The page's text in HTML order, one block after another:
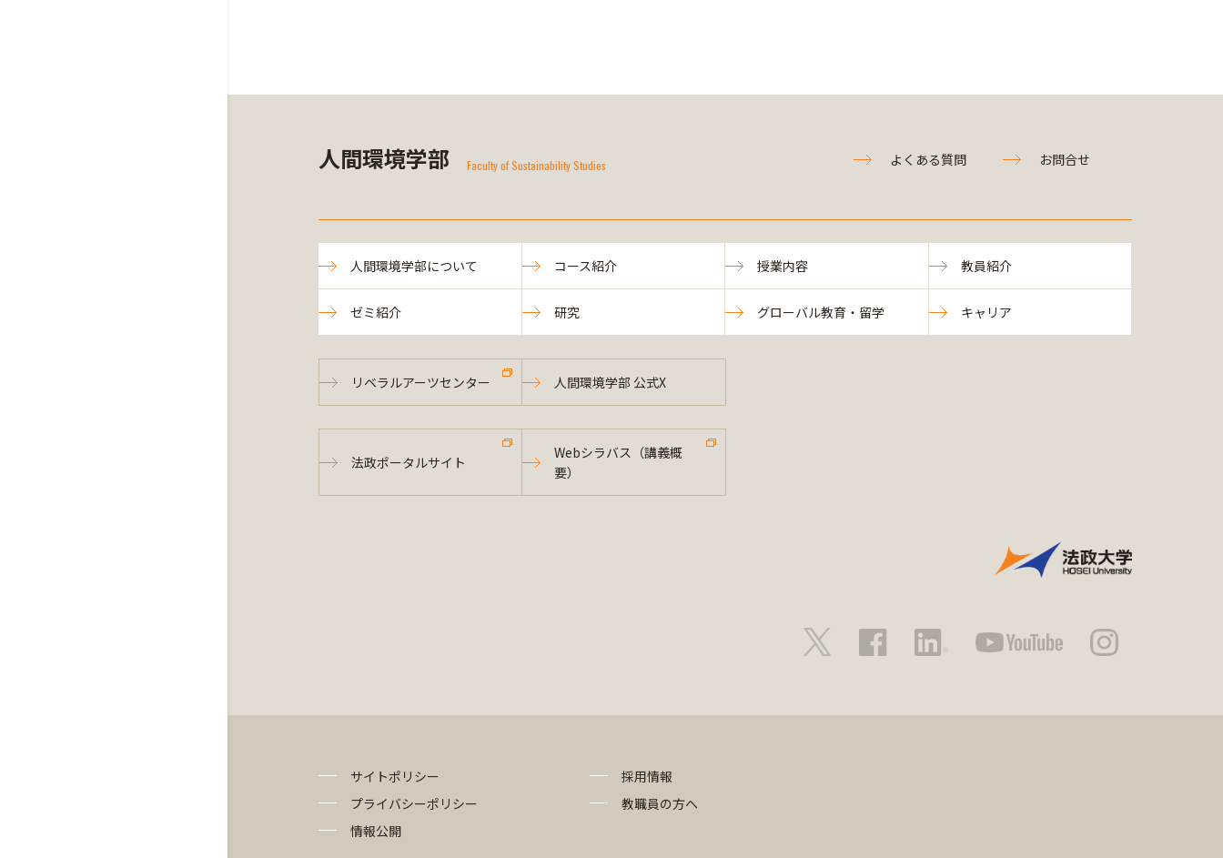
人間環境学部 Faculty of Sustainability Studies よくある質問 お問合せ
人間環境学部について コース紹介 授業内容 教員紹介
ゼミ紹介 研究 グローバル教育・留学 キャリア
リベラルアーツセンター 人間環境学部 公式X
法政ポータルサイト
Webシラバス（講義概
要）
サイトポリシー
プライバシーポリシー
情報公開
採用情報
教職員の方へ